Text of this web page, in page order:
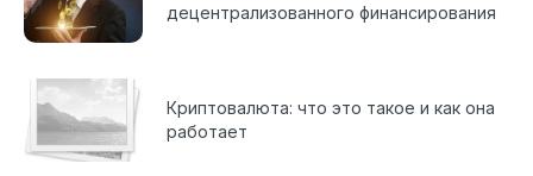
децентрализованного финансирования
Криптовалюта: что это такое и как она
работает